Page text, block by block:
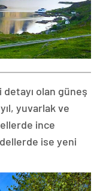
olan güneş
yuvarlak ve
ince
ise yeni